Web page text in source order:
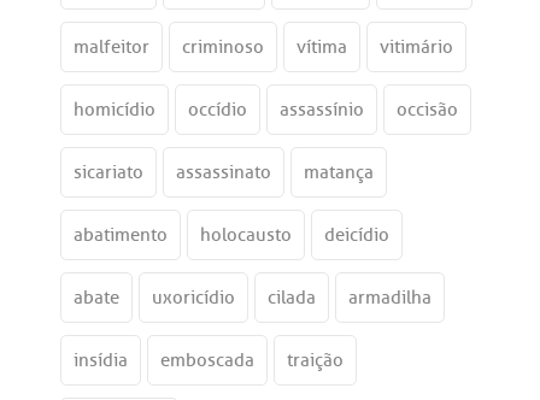
malfeitor criminoso vítima vitimário
homicídio occídio assassínio occisão
sicariato assassinato matança
abatimento holocausto deicídio
abate uxoricídio cilada armadilha
insídia emboscada traição